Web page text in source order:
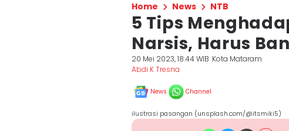
Home News NTB
5 Tips
Narsis, Harus
20 Mei 2023, 18:44 WIB Kota Mataram
Abdi K Tresna
News Channel
ilustrasi pasangan (unsplash.com/@itsmiki5)